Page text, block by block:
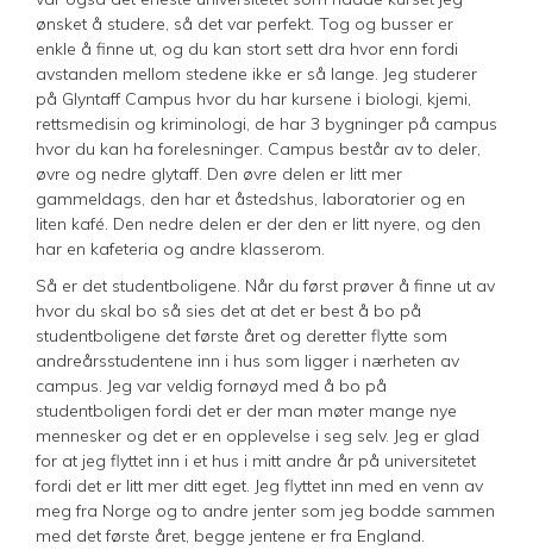
ønsket å studere, så det var perfekt. Tog og busser er
enkle å finne ut, og du kan stort sett dra hvor enn fordi
avstanden mellom stedene ikke er så lange. Jeg studerer
på Glyntaff Campus hvor du har kursene i biologi, kjemi,
rettsmedisin og kriminologi, de har 3 bygninger på campus
hvor du kan ha forelesninger. Campus består av to deler,
øvre og nedre glytaff. Den øvre delen er litt mer
gammeldags, den har et åstedshus, laboratorier og en
liten kafé. Den nedre delen er der den er litt nyere, og den
har en kafeteria og andre klasserom.
Så er det studentboligene. Når du først prøver å finne ut av
hvor du skal bo så sies det at det er best å bo på
studentboligene det første året og deretter flytte som
andreårsstudentene inn i hus som ligger i nærheten av
campus. Jeg var veldig fornøyd med å bo på
studentboligen fordi det er der man møter mange nye
mennesker og det er en opplevelse i seg selv. Jeg er glad
for at jeg flyttet inn i et hus i mitt andre år på universitetet
fordi det er litt mer ditt eget. Jeg flyttet inn med en venn av
meg fra Norge og to andre jenter som jeg bodde sammen
med det første året, begge jentene er fra England.